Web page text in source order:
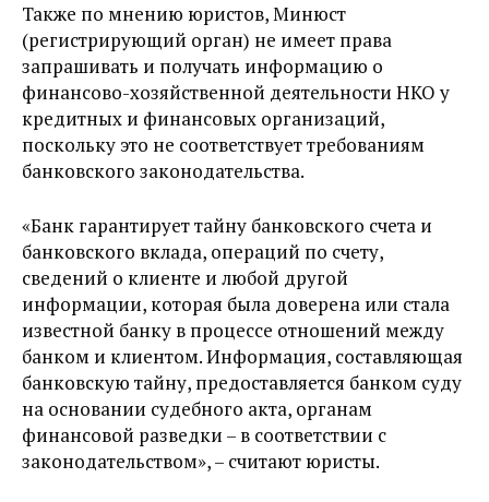
Также по мнению юристов, Минюст
(регистрирующий орган) не имеет права
запрашивать и получать информацию о
финансово-хозяйственной деятельности НКО у
кредитных и финансовых организаций,
поскольку это не соответствует требованиям
банковского законодательства.
«Банк гарантирует тайну банковского счета и
банковского вклада, операций по счету,
сведений о клиенте и любой другой
информации, которая была доверена или стала
известной банку в процессе отношений между
банком и клиентом. Информация, составляющая
банковскую тайну, предоставляется банком суду
на основании судебного акта, органам
финансовой разведки – в соответствии с
законодательством», – считают юристы.